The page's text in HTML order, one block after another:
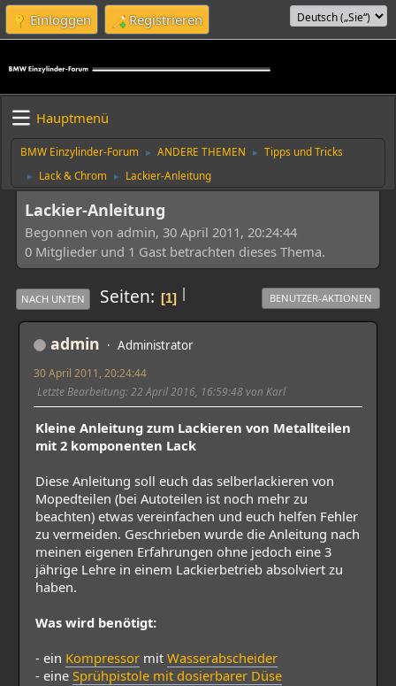
Einloggen Registrieren
Hauptmenü
BMW Einzylinder-Forum ► ANDERE THEMEN ► Tipps und Tricks
► Lack & Chrom ► Lackier-Anleitung
Lackier-Anleitung
Begonnen von admin, 30 April 2011, 20:24:44
0 Mitglieder und 1 Gast betrachten dieses Thema.
|
NACH UNTEN Seiten 1 BENUTZER-AKTIONEN
admin Administrator
30 April 2011, 20:24:44
Letzte Bearbeitung: 22 April 2016, 16:59:48 von Karl
Kleine Anleitung zum Lackieren von Metallteilen
mit 2 komponenten Lack
Diese Anleitung soll euch das selberlackieren von
Mopedteilen (bei Autoteilen ist noch mehr zu
beachten) etwas vereinfachen und euch helfen Fehler
zu vermeiden. Geschrieben wurde die Anleitung nach
meinen eigenen Erfahrungen ohne jedoch eine 3
jährige Lehre in einem Lackierbetrieb absolviert zu
haben.
Was wird benötigt:
- ein Kompressor mit Wasserabscheider
- eine Sprühpistole mit dosierbarer Düse